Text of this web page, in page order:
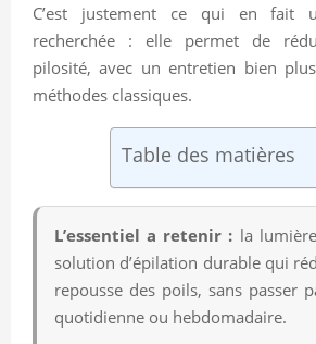
C’est justement ce qui en fait
recherchée : elle permet de
pilosité, avec un entretien bien
méthodes classiques.
Table des matières
L’essentiel a retenir : la
solution d’épilation durable qui
repousse des poils, sans passer
quotidienne ou hebdomadaire.